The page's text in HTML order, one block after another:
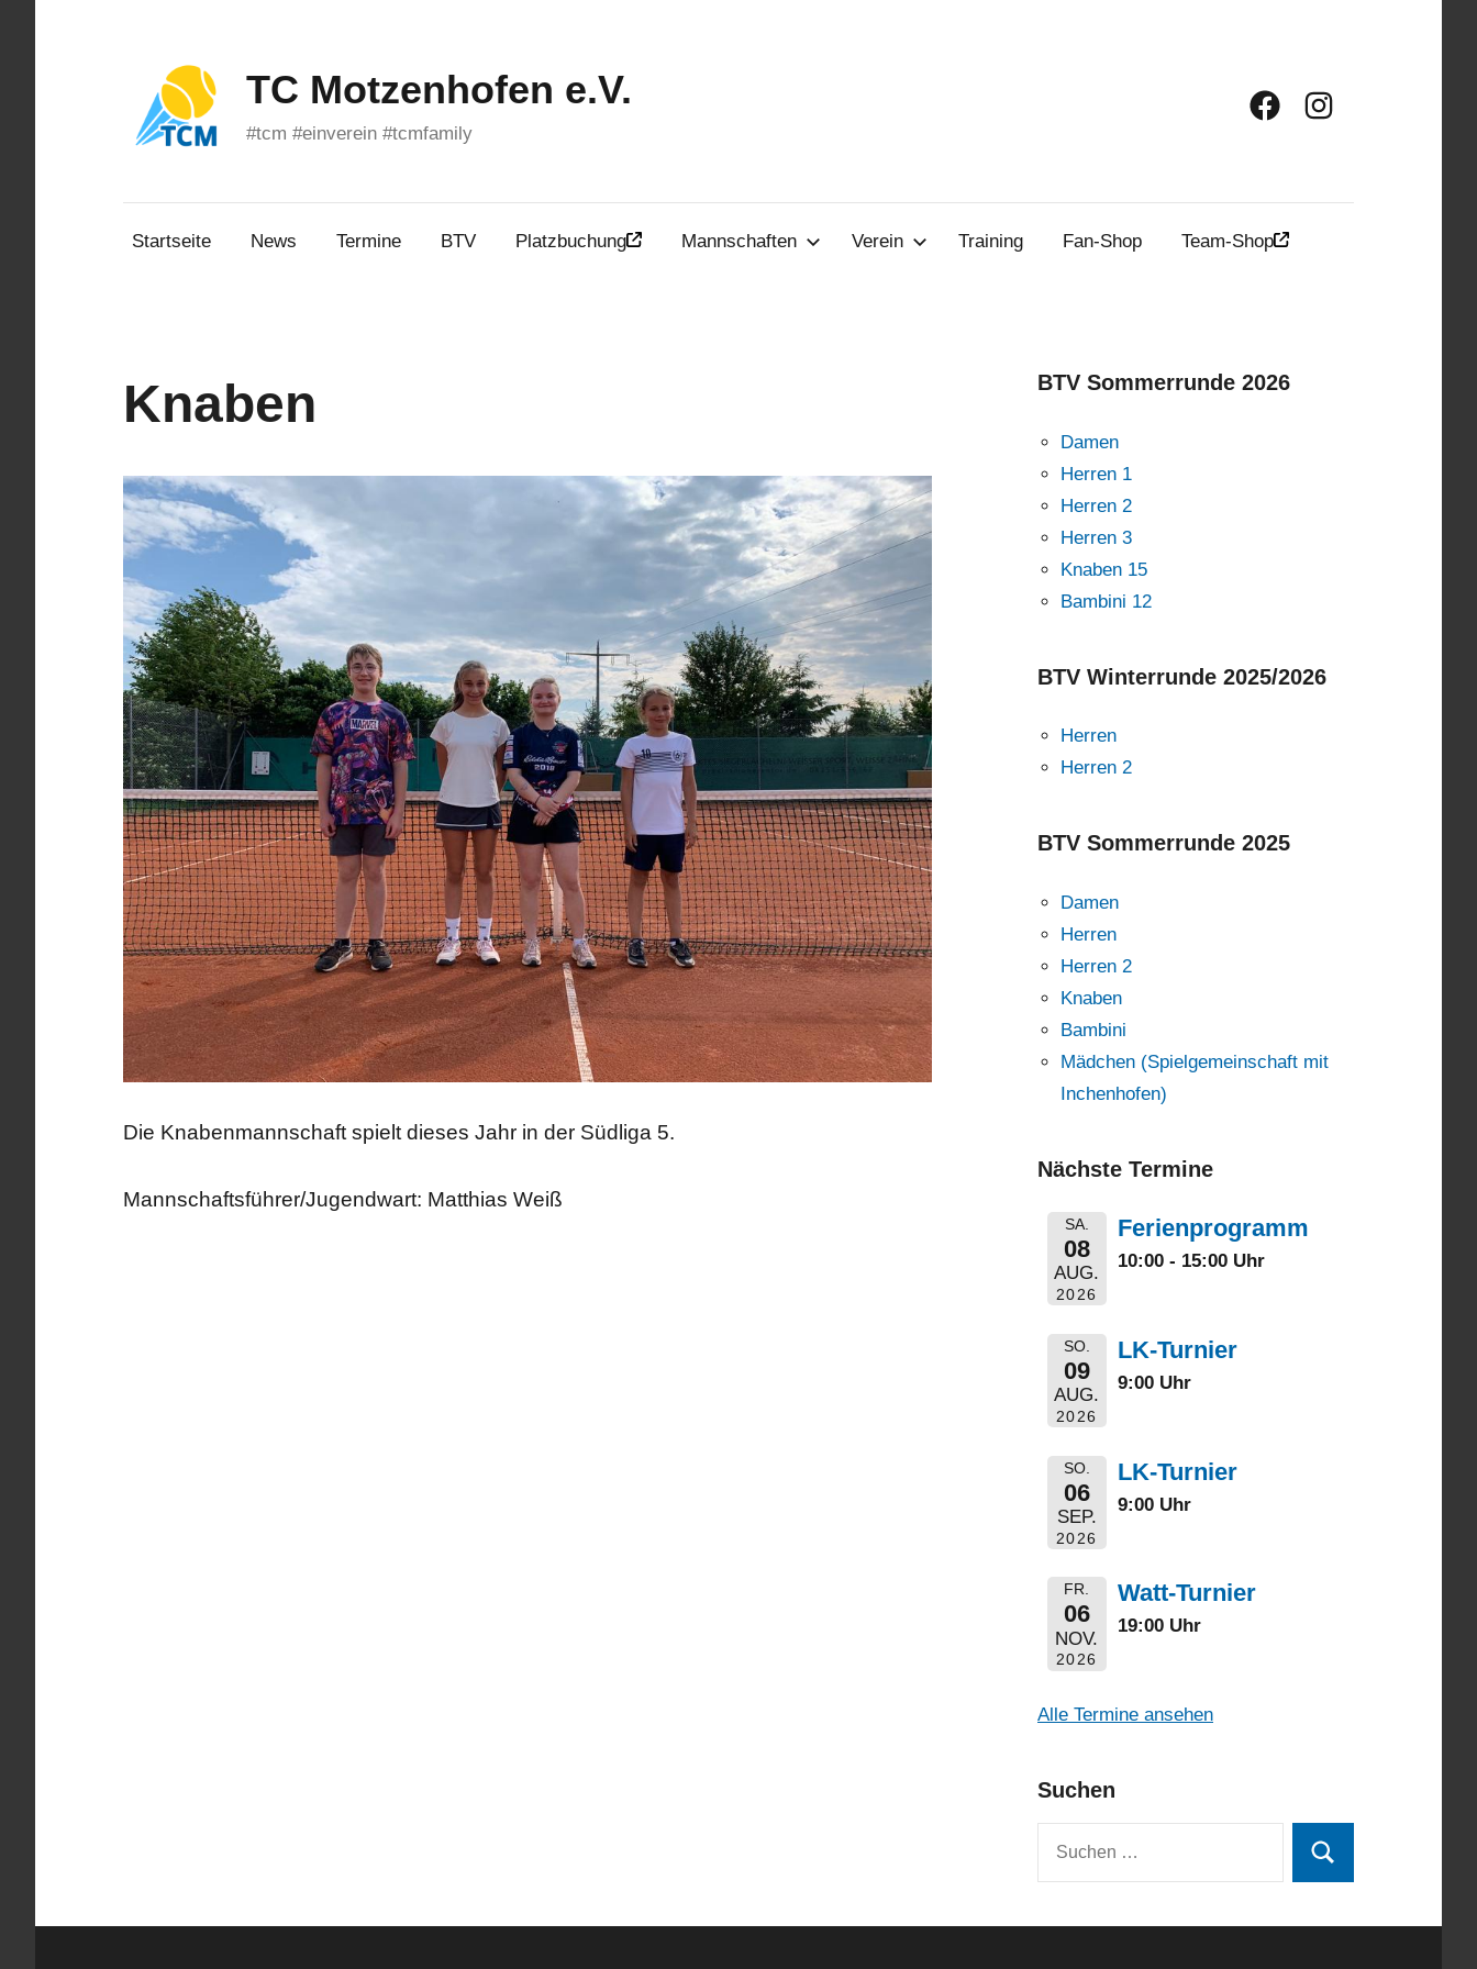
TC Motzenhofen e.V.
#tcm #einverein #tcmfamily
FacebookInstagram
Startseite News Termine BTV Platzbuchung Mannschaften Verein Training Fan-Shop Team-Shop
Knaben
Die Knabenmannschaft spielt dieses Jahr in der Südliga 5.
Mannschaftsführer/Jugendwart: Matthias Weiß
BTV Sommerrunde 2026
Damen
Herren 1
Herren 2
Herren 3
Knaben 15
Bambini 12
BTV Winterrunde 2025/2026
Herren
Herren 2
BTV Sommerrunde 2025
Damen
Herren
Herren 2
Knaben
Bambini
Mädchen (Spielgemeinschaft mit
Inchenhofen)
Nächste Termine
SA.
08
AUG.
2026
Ferienprogramm
10:00 - 15:00 Uhr
SO.
09
AUG.
2026
LK-Turnier
9:00 Uhr
SO.
06
SEP.
2026
LK-Turnier
9:00 Uhr
FR.
06
NOV.
2026
Watt-Turnier
19:00 Uhr
Alle Termine ansehen
Suchen
Suchen